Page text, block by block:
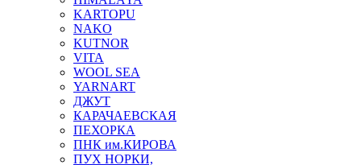
KARTOPU
NAKO
KUTNOR
VITA
WOOL SEA
YARNART
ДЖУТ
КАРАЧАЕВСКАЯ
ПЕХОРКА
ПНК им.КИРОВА
ПУХ НОРКИ,